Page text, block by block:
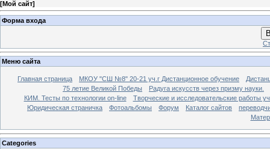
[Мой сайт]
Форма входа
Меню сайта
Главная страница МКОУ "СШ №8" 20-21 уч.г Дистанционное обучение
75 летие Великой Победы
Радуга искусств через призму науки.
КИМ. Тесты по технологии on-line
Творческие и исследовательские работы
Юридическая страничка
Фотоальбомы Форум Каталог сайтов
Categories